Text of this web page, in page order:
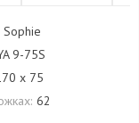
Sophie
9-75S
х 75
62